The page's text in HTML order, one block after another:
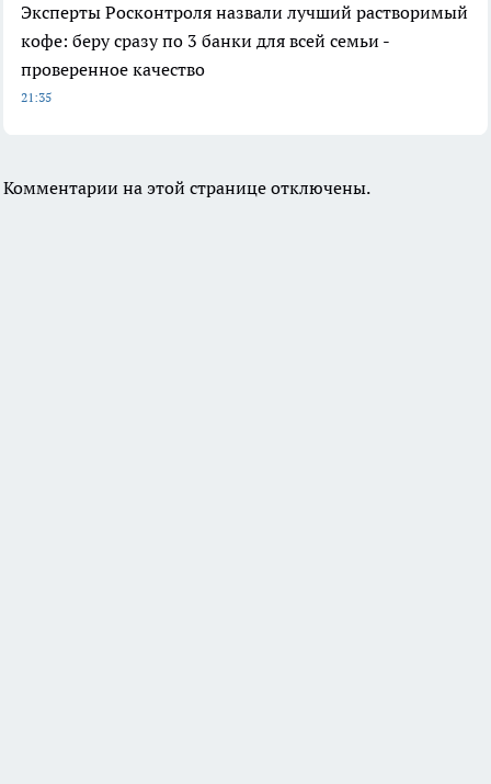
Эксперты Росконтроля назвали лучший растворимый
кофе: беру сразу по 3 банки для всей семьи -
проверенное качество
21:35
Комментарии на этой странице отключены.